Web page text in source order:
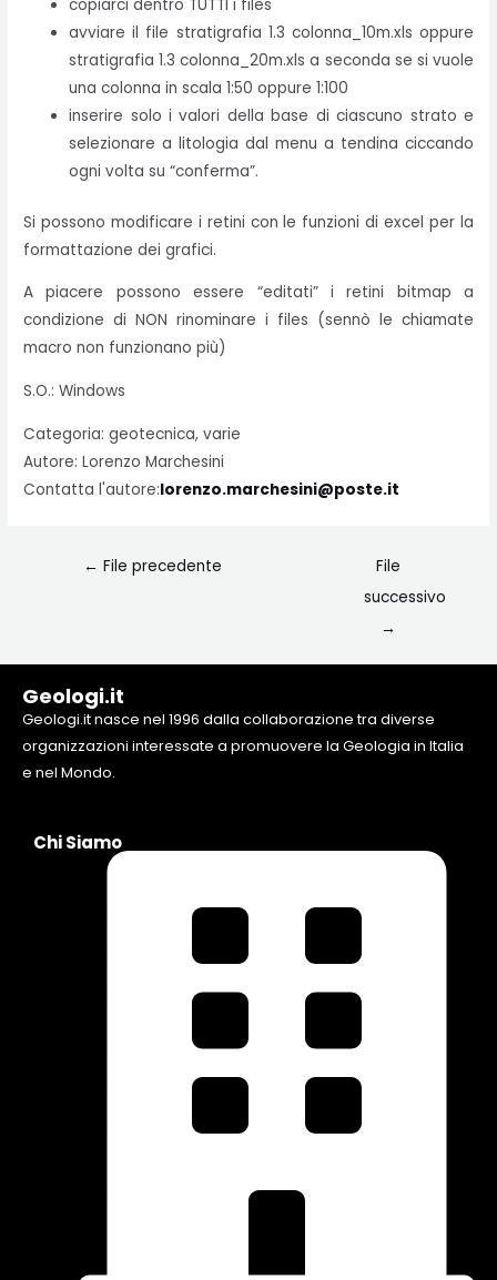
copiarci dentro TUTTI i files
avviare il file stratigrafia 1.3 colonna_10m.xls oppure
stratigrafia 1.3 colonna_20m.xls a seconda se si vuole
una colonna in scala 1:50 oppure 1:100
inserire solo i valori della base di ciascuno strato e
selezionare a litologia dal menu a tendina ciccando
ogni volta su “conferma”.
Si possono modificare i retini con le funzioni di excel per la
formattazione dei grafici.
A piacere possono essere “editati” i retini bitmap a
condizione di NON rinominare i files (sennò le chiamate
macro non funzionano più)
S.O.: Windows
Categoria: geotecnica, varie
Autore: Lorenzo Marchesini
Contatta l'autore:lorenzo.marchesini@poste.it
← File precedente
File
successivo
→
Geologi.it
Geologi.it nasce nel 1996 dalla collaborazione tra diverse
organizzazioni interessate a promuovere la Geologia in Italia
e nel Mondo.
Chi Siamo